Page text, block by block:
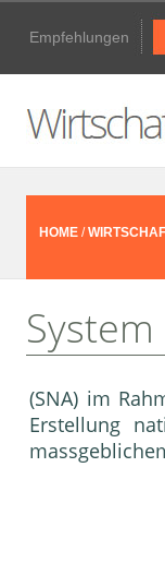
Empfehlungen
HOME /
(SNA) im
Erstellung